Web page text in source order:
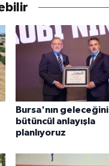
Bursa'nın geleceğini
bütüncül anlayışla
planlıyoruz